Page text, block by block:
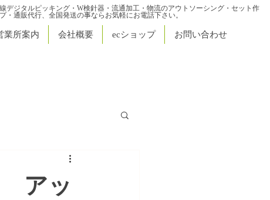
デジタルピッキング・W検針器・流通加工・物流のアウトソーシング・セット作
・通販代行、全国発送の事ならお気軽にお電話下さい。
業所案内 会社概要 ecショップ お問い合わせ
ッ